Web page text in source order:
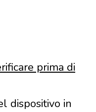
prima di
dispositivo in